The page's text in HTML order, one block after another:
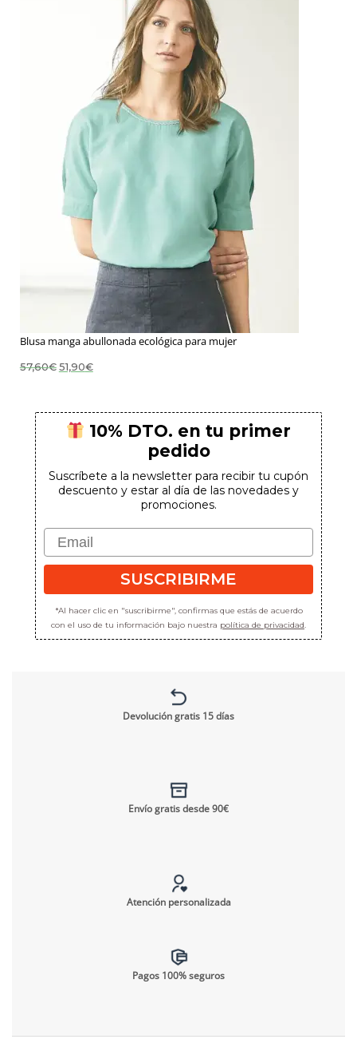
Blusa manga abullonada ecológica para mujer
57,60€ El
precio
51,90€El
precio
10% DTO. en tu primer
pedido
Suscríbete a la newsletter para recibir tu cupón
descuento y estar al día de las novedades y
promociones.
Email
SUSCRIBIRME
*Al hacer clic en "suscribirme", confirmas que estás de acuerdo
con el uso de tu información bajo nuestra política de privacidad.
Devolución gratis 15 días
Envío gratis desde 90€
Atención personalizada
Pagos 100% seguros